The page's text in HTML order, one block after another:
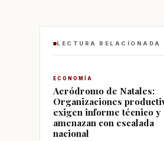
LECTURA RELACIONADA
ECONOMÍA
Aeródromo de Natales:
Organizaciones
exigen informe técnico y
amenazan con escalada
nacional